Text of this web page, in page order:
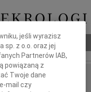
jeśli wyrazisz
sp. z o.o. oraz jej
Partnerów IAB,
powiązaną z
Twoje dane
mail czy